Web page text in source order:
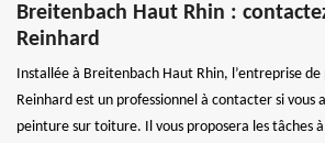
Breitenbach Haut Rhin :
Reinhard
Installée à Breitenbach Haut Rhin, l’entreprise
Reinhard est un professionnel à contacter si vous
peinture sur toiture. Il vous proposera les tâches